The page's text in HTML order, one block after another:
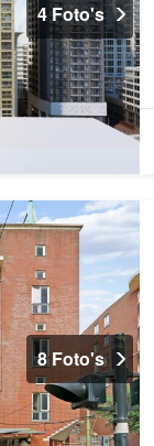
4 Foto's
8 Foto's